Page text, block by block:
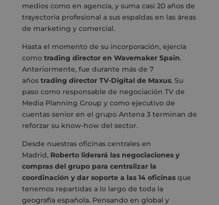
medios como en agencia, y suma casi 20 años de
trayectoria profesional a sus espaldas en las áreas
de marketing y comercial.
Hasta el momento de su incorporación, ejercía
como trading director en Wavemaker Spain.
Anteriormente, fue durante más de 7
años trading director TV-Digital de Maxus. Su
paso como responsable de negociación TV de
Media Planning Group y como ejecutivo de
cuentas senior en el grupo Antena 3 terminan de
reforzar su know-how del sector.
Desde nuestras oficinas centrales en
Madrid, Roberto liderará las negociaciones y
compras del grupo para centralizar la
coordinación y dar soporte a las 14 oficinas que
tenemos repartidas a lo largo de toda la
geografía española. Pensando en global y